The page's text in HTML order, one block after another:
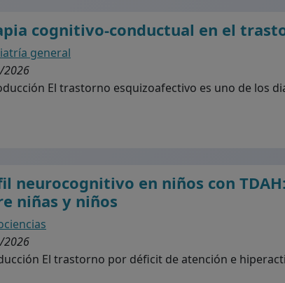
cognitivo-conductual en el
general
2026
El trastorno esquizoafectivo es uno de los
neurocognitivo en niños con
niñas y niños
2026
El trastorno por déficit de atención e